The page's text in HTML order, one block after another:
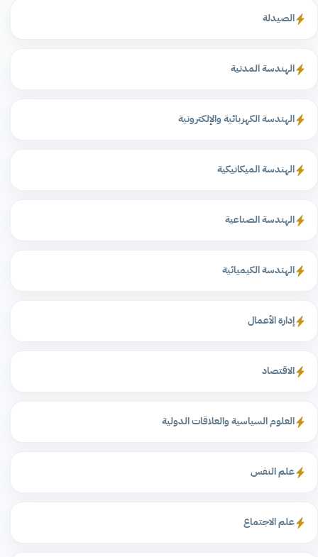
الصيدلة
الهندسة المدنية
الهندسة الكهربائية والإلكترونية
الهندسة الميكانيكية
الهندسة الصناعية
الهندسة الكيميائية
إدارة الأعمال
الاقتصاد
العلوم السياسية والعلاقات الدولية
علم النفس
علم الاجتماع